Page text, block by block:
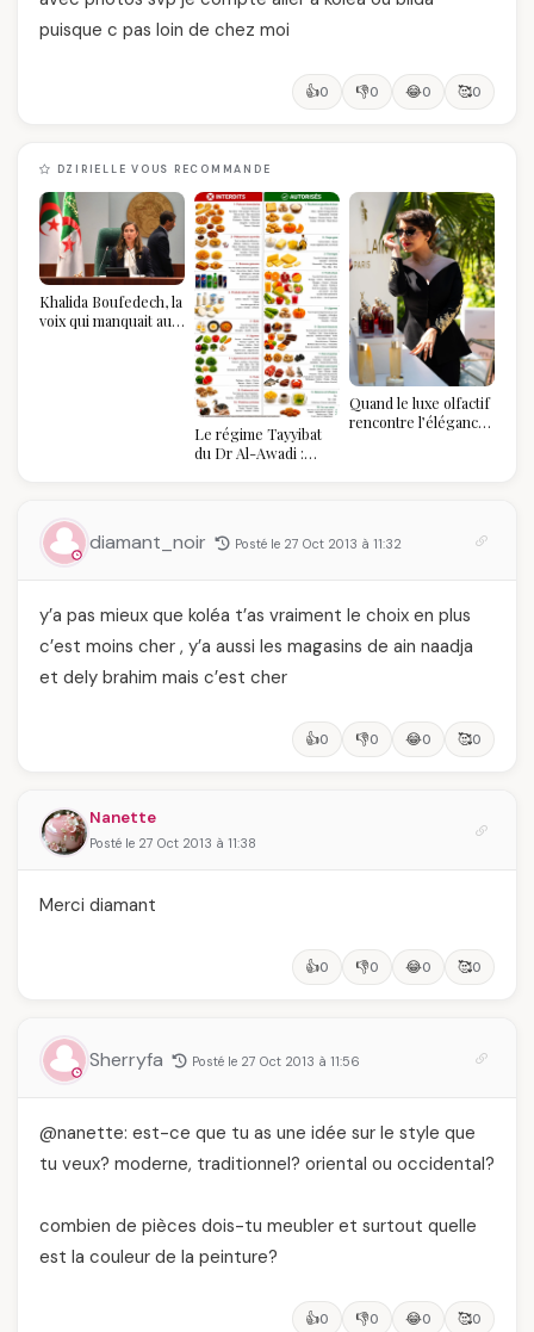
puisque c pas loin de chez moi
👍0 👎0 😂0 🥰0
DZIRIELLE VOUS RECOMMANDE
Khalida Boufedech, la
voix qui manquait au
Le régime Tayyibat
du Dr Al-Awadi :
vraiment savoir
Quand le luxe olfactif
rencontre l’élégance
diamant_noir Posté le 27 Oct 2013 à 11:32
y’a pas mieux que koléa t’as vraiment le choix en plus
c’est moins cher , y’a aussi les magasins de ain naadja
et dely brahim mais c’est cher
👍0 👎0 😂0 🥰0
Nanette
Posté le 27 Oct 2013 à 11:38
Merci diamant
👍0 👎0 😂0 🥰0
Sherryfa Posté le 27 Oct 2013 à 11:56
@nanette: est-ce que tu as une idée sur le style que
tu veux? moderne, traditionnel? oriental ou occidental?
combien de pièces dois-tu meubler et surtout quelle
est la couleur de la peinture?
👍0 👎0 😂0 🥰0